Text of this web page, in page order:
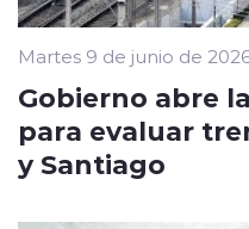
Martes 9 de junio de
Gobierno abre
para evaluar
y Santiago